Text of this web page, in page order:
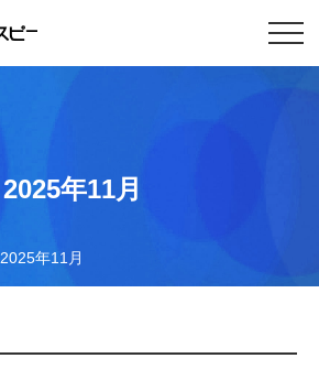
2025年11月
2025年11月